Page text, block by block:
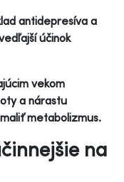
antidepresíva a
účinok
vekom
a nárastu
metabolizmus.
na